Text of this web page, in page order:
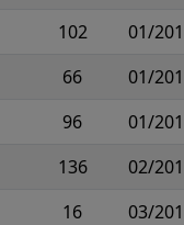
102
01/
66
01/
96
01/
136
02/
16 03/